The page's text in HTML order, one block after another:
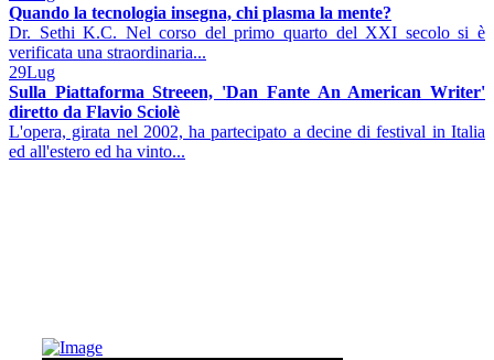
Quando la tecnologia insegna, chi plasma la mente?
Dr. Sethi K.C. Nel corso del primo quarto del XXI secolo si è
verificata una straordinaria...
29Lug
Sulla Piattaforma Streeen, 'Dan Fante An American Writer'
diretto da Flavio Sciolè
L'opera, girata nel 2002, ha partecipato a decine di festival in Italia
ed all'estero ed ha vinto...